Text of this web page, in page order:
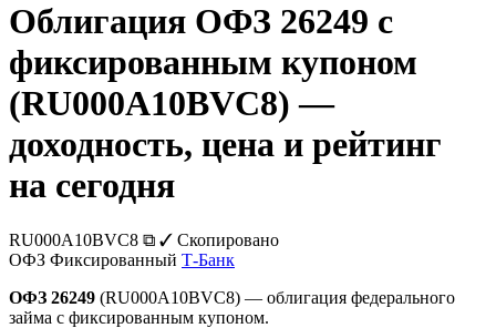
Облигация ОФЗ 26249 с
фиксированным купоном
(RU000A10BVC8) —
доходность, цена и рейтинг
на сегодня
RU000A10BVC8 ⧉ ✓ Скопировано
ОФЗ Фиксированный Т-Банк
ОФЗ 26249 (RU000A10BVC8) — облигация федерального
займа с фиксированным купоном.